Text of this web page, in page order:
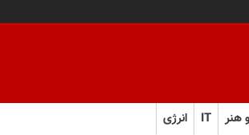
هنر IT انرژی